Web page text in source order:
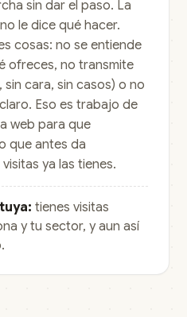
sin dar el paso. La
le dice qué hacer.
cosas: no se entiende
ofreces, no transmite
cara, sin casos) o no
Eso es trabajo de
web para que
que antes da
ya las tienes.
tienes visitas
y tu sector, y aun así